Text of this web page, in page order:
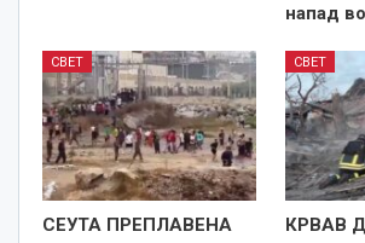
напад
СВЕТ
СЕУТА ПРЕПЛАВЕНА
СВЕТ
КРВАВ